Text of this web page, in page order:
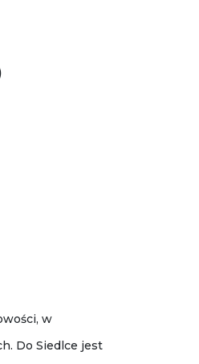
w
Do Siedlce jest